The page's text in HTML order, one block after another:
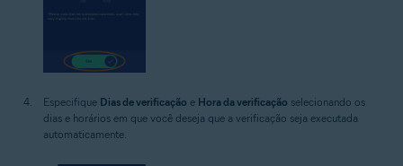
Especifique Dias de verificação e Hora da verificação selecionando os
dias e horários em que você deseja que a verificação seja executada
automaticamente.